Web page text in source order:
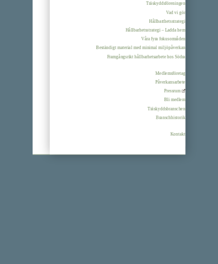
Träskyddsföreningen
Vad vi gör
Hållbarthetsstrategi
Hållbarhetsstrategi – Ladda hem
Våra fyra fokusområden
Beständigt material med minimal miljöpåverkan
Framgångsrikt hållbarhetsarbete hos Södra
Medlemsföretag
Påverkansarbete
Pressrum
Bli medlem
Träskyddsbranschen
Branschhistorik
Kontakt